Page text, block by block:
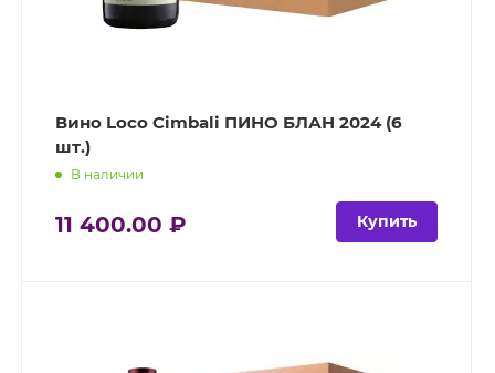
Вино Loco Cimbali ПИНО БЛАН 2024 (6
шт.)
В наличии
11 400.00 ₽ Купить